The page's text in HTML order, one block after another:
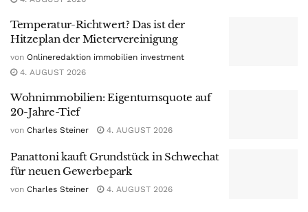
Temperatur-Richtwert? Das ist der
Hitzeplan der Mietervereinigung
von Onlineredaktion immobilien investment
4. AUGUST 2026
Wohnimmobilien: Eigentumsquote auf
20-Jahre-Tief
von Charles Steiner 4. AUGUST 2026
Panattoni kauft Grundstück in Schwechat
für neuen Gewerbepark
von Charles Steiner 4. AUGUST 2026